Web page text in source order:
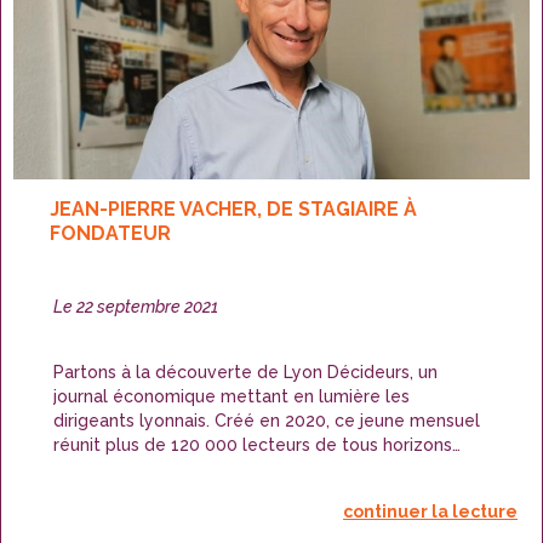
JEAN-PIERRE VACHER, DE STAGIAIRE À
FONDATEUR
Publié
Le22 septembre 2021
Partons à la découverte de Lyon Décideurs, un
journal économique mettant en lumière les
dirigeants lyonnais. Créé en 2020, ce jeune mensuel
réunit plus de 120 000 lecteurs de tous horizons
continuer la lecture